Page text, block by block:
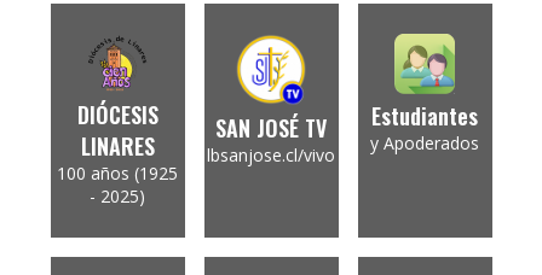
DIÓCESIS
LINARES
100 años (1925
- 2025)
SAN JOSÉ TV
lbsanjose.cl/vivo
Estudiantes
y Apoderados